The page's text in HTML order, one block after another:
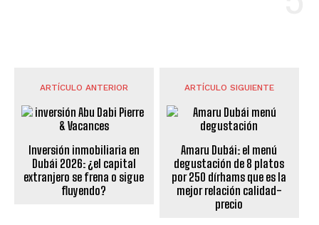
ARTÍCULO ANTERIOR
Inversión inmobiliaria en
Dubái 2026: ¿el capital
extranjero se frena o sigue
fluyendo?
ARTÍCULO SIGUIENTE
Amaru Dubái: el menú
degustación de 8 platos
por 250 dírhams que es la
mejor relación calidad-
precio